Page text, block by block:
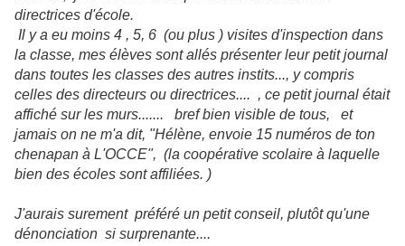
directrices d'école.
Il y a eu moins 4 , 5, 6 (ou plus ) visites d'inspection dans
la classe, mes élèves sont allés présenter leur petit journal
dans toutes les classes des autres instits..., y compris
celles des directeurs ou directrices.... , ce petit journal était
affiché sur les murs....... bref bien visible de tous, et
jamais on ne m'a dit, "Hélène, envoie 15 numéros de ton
chenapan à L'OCCE", (la coopérative scolaire à laquelle
bien des écoles sont affiliées. )
J'aurais surement préféré un petit conseil, plutôt qu'une
dénonciation si surprenante....